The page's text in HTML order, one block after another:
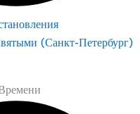
(Санкт-Петербург)